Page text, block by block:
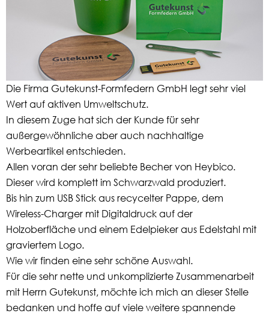
Die Firma Gutekunst-Formfedern GmbH legt sehr viel
Wert auf aktiven Umweltschutz.
In diesem Zuge hat sich der Kunde für sehr
außergewöhnliche aber auch nachhaltige
Werbeartikel entschieden.
Allen voran der sehr beliebte Becher von Heybico.
Dieser wird komplett im Schwarzwald produziert.
Bis hin zum USB Stick aus recycelter Pappe, dem
Wireless-Charger mit Digitaldruck auf der
Holzoberfläche und einem Edelpieker aus Edelstahl mit
graviertem Logo.
Wie wir finden eine sehr schöne Auswahl.
Für die sehr nette und unkomplizierte Zusammenarbeit
mit Herrn Gutekunst, möchte ich mich an dieser Stelle
bedanken und hoffe auf viele weitere spannende